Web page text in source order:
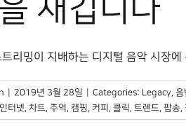
새깁니다
리밍이 지배하는 디지털 음악 시장
2019년 3월 28일 Categories: Legacy, 음
인터넷, 차트, 추억, 캠핑, 커피 , 클릭, 트렌드, 팝송,